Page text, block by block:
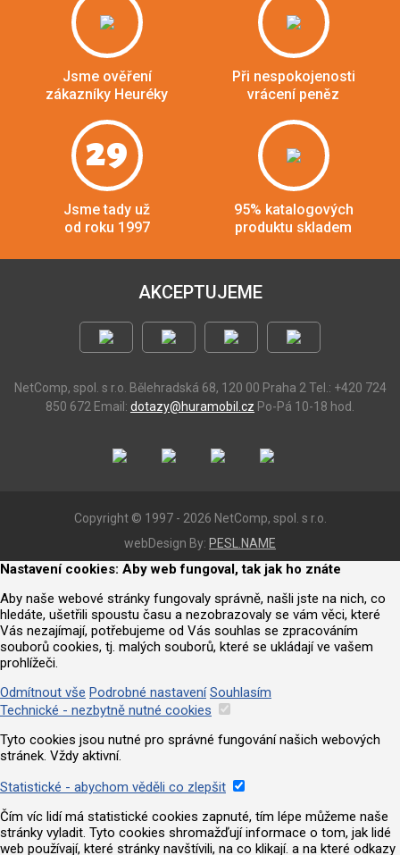
Jsme ověření
zákazníky Heuréky
Při nespokojenosti
vrácení peněz
29
Jsme tady už
od roku 1997
95% katalogových
produktu skladem
AKCEPTUJEME
NetComp, spol. s r.o. Bělehradská 68, 120 00 Praha 2 Tel.: +420 724
850 672 Email: dotazy@huramobil.cz Po-Pá 10-18 hod.
Copyright © 1997 - 2026 NetComp, spol. s r.o.
webDesign By: PESL.NAME
Nastavení cookies: Aby web fungoval, tak jak ho znáte
Aby naše webové stránky fungovaly správně, našli jste na nich, co
hledáte, ušetřili spoustu času a nezobrazovaly se vám věci, které
Vás nezajímají, potřebujeme od Vás souhlas se zpracováním
souborů cookies, tj. malých souborů, které se ukládají ve vašem
prohlížeči.
Odmítnout vše Podrobné nastavení Souhlasím
Technické - nezbytně nutné cookies
Tyto cookies jsou nutné pro správné fungování našich webových
stránek. Vždy aktivní.
Statistické - abychom věděli co zlepšit
Čím víc lidí má statistické cookies zapnuté, tím lépe můžeme naše
stránky vyladit. Tyto cookies shromažďují informace o tom, jak lidé
web používají, které stránky navštívili, na co klikají. a na které odkazy